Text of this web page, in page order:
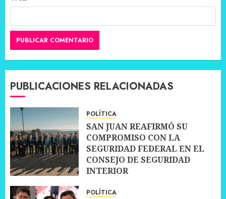
PUBLICACIONES RELACIONADAS
POLÍTICA
SAN JUAN REAFIRMÓ SU
COMPROMISO CON LA
SEGURIDAD FEDERAL EN EL
CONSEJO DE SEGURIDAD
INTERIOR
POLÍTICA